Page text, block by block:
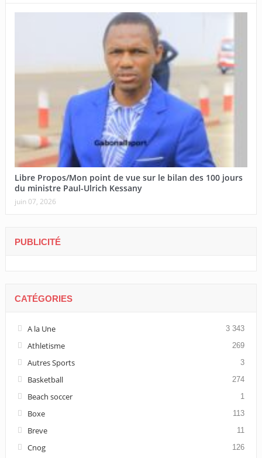
Libre Propos/Mon point de vue sur le bilan des 100 jours
du ministre Paul-Ulrich Kessany
juin 07, 2026
PUBLICITÉ
CATÉGORIES
A la Une 3 343
Athletisme 269
Autres Sports 3
Basketball 274
Beach soccer 1
Boxe 113
Breve 11
Cnog 126